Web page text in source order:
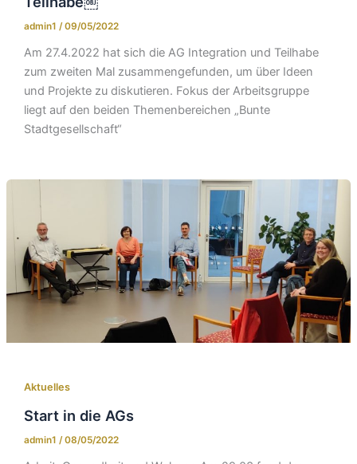
admin1 /09/05/2022
Am 27.4.2022 hat sich die AG Integration und Teilhabe
zum zweiten Mal zusammengefunden, um über Ideen
und Projekte zu diskutieren. Fokus der Arbeitsgruppe
liegt auf den beiden Themenbereichen „Bunte
Stadtgesellschaft“
Aktuelles
Start in die AGs
admin1 /08/05/2022